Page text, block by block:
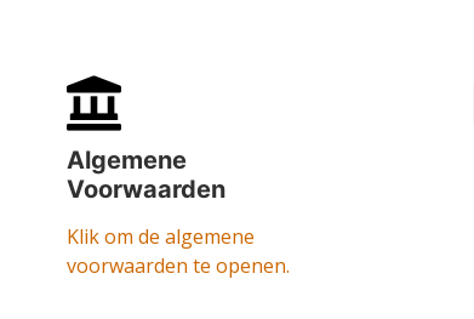
Algemene
Voorwaarden
Klik om de algemene
voorwaarden te openen.